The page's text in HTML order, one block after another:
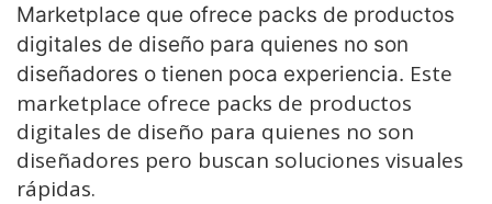
Marketplace que ofrece packs de productos
digitales de diseño para quienes no son
diseñadores o tienen poca experiencia. Este
marketplace ofrece packs de productos
digitales de diseño para quienes no son
diseñadores pero buscan soluciones visuales
rápidas.